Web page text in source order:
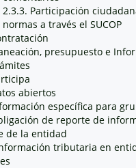
2.3.3. Participación
normas a través el SUCOP
presupuesto e
abiertos
específica para
de reporte de
de la entidad
tributaria en